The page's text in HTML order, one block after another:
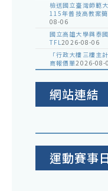
檢送國立臺灣師範
115年普技高教案
08-06
國立高雄大學與泰
TFL2026-08-06
「行政大樓三樓主
商報價單2026-08-
網站連結
運動賽事